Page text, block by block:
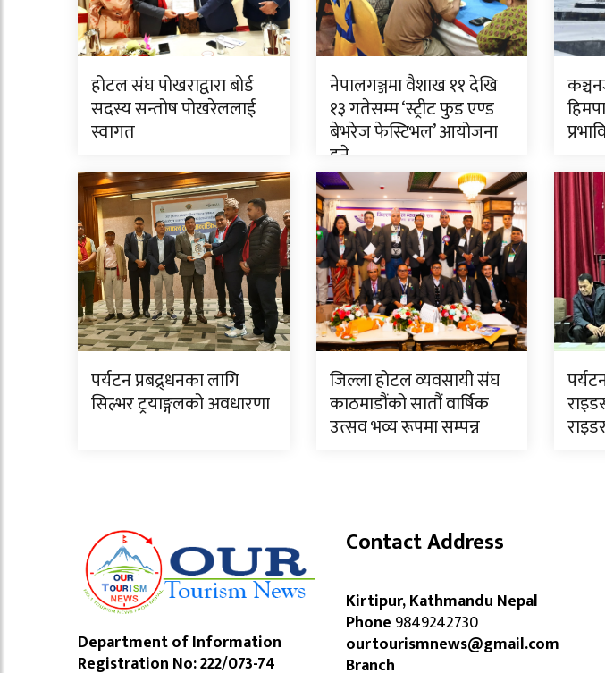
होटल संघ पोखराद्वारा बोर्ड
सदस्य सन्तोष पोखरेललाई
स्वागत
नेपालगञ्जमा वैशाख ११ देखि
१३ गतेसम्म ‘स्ट्रीट फुड एण्ड
बेभरेज फेस्टिभल’ आयोजना
हुने
पर्यटन प्रबद्र्धनका लागि
सिल्भर ट्रयाङ्गलको अवधारणा
जिल्ला होटल व्यवसायी संघ
काठमाडौंको सातौं वार्षिक
उत्सव भव्य रूपमा सम्पन्न
Department of Information
Registration No: 222/073-74
Contact Address
Kirtipur, Kathmandu Nepal
Phone 9849242730
ourtourismnews@gmail.com
Branch